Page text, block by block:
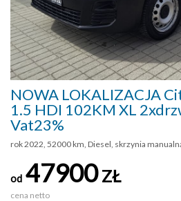
NOWA LOKALIZACJA
1.5 HDI 102KM XL
Vat23%
rok 2022, 52000 km, Diesel, skrzynia
od 47900ZŁ
cena netto